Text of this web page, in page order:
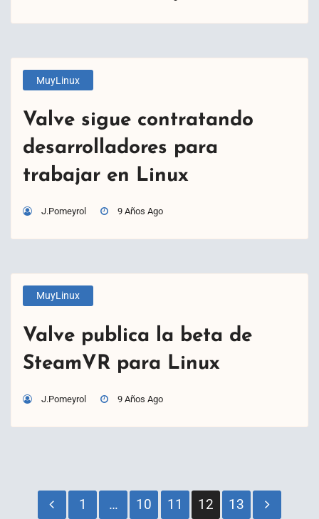
MuyLinux
Valve sigue contratando
desarrolladores para
trabajar en Linux
J.Pomeyrol 9 Años Ago
MuyLinux
Valve publica la beta de
SteamVR para Linux
J.Pomeyrol 9 Años Ago
Paginación
1 … 10 11 12 13